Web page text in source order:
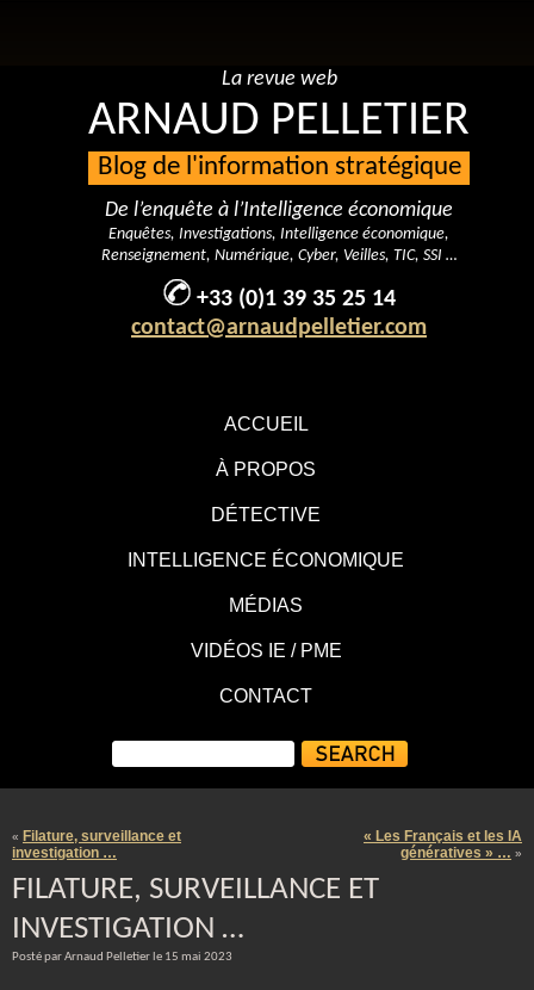
ACCUEIL
À PROPOS
DÉTECTIVE
INTELLIGENCE ÉCONOMIQUE
MÉDIAS
VIDÉOS IE / PME
CONTACT
La revue web
ARNAUD PELLETIER
Blog de l'information stratégique
De l’enquête à l’Intelligence économique
Enquêtes, Investigations, Intelligence économique,
Renseignement, Numérique, Cyber, Veilles, TIC, SSI …
+33 (0)1 39 35 25 14
contact@arnaudpelletier.com
« Filature, surveillance et
investigation …
« Les Français et les IA
génératives » … »
FILATURE, SURVEILLANCE ET
INVESTIGATION …
Posté par Arnaud Pelletier le 15 mai 2023